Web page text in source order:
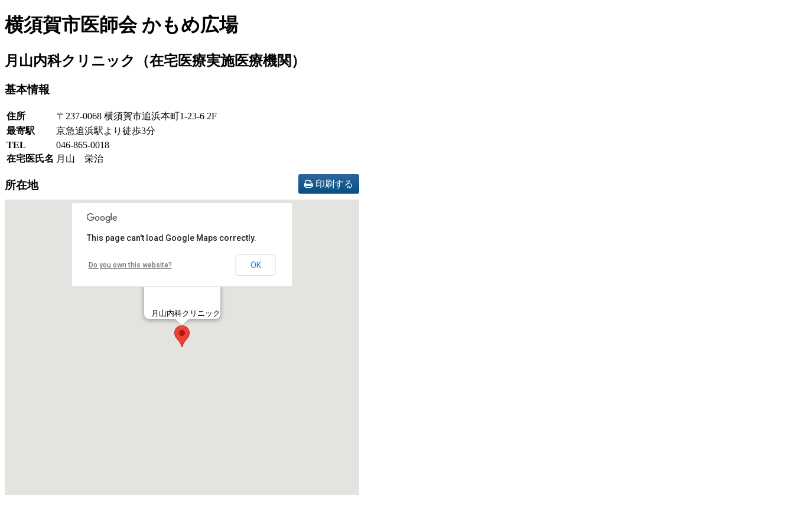
横須賀市医師会 かもめ広場
月山内科クリニック （在宅医療実施医療機関）
基本情報
住所
〒237-0068 横須賀市追浜本町1-23-6 2F
最寄駅
京急追浜駅より徒歩3分
TEL
046-865-0018
在宅医氏名 月山 栄治
所在地  印刷する
月山内科クリニック
This page can't load Google Maps correctly.
Do you own this website? OK